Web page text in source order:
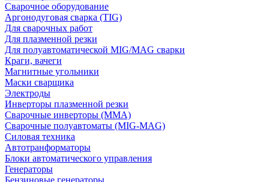
Сварочное оборудование
Аргонодуговая сварка (TIG)
Для сварочных работ
Для плазменной резки
Для полуавтоматической MIG/MAG сварки
Краги, вачеги
Магнитные угольники
Маски сварщика
Электроды
Инверторы плазменной резки
Сварочные инверторы (MMA)
Сварочные полуавтоматы (MIG-MAG)
Силовая техника
Автотранформаторы
Блоки автоматического управления
Генераторы
Бензиновые генераторы